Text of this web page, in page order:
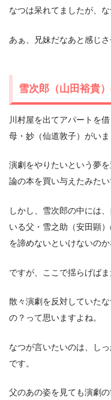
なつは呆れてましたが、
あぁ、兄妹だなあと感じさ
雪次郎（山田裕貴
川村屋を出てアパートを
母・妙（仙道敦子）がいま
演劇をやりたいという夢
論の本を買い与えたみたい
しかし、雪次郎の中には
いる父・雪之助（安田顕
を諦めないといけないの
ですが、ここで揺らげばま
散々演劇を反対していた
の？って思いますよね。
なつが言いたいのは、し
です。
父のあの姿を見ても演劇